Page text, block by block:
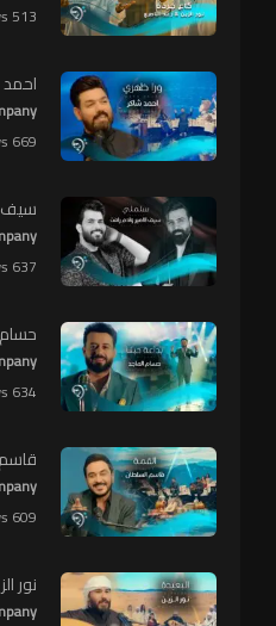
513 Views • سنتين ago
669 Views • سنتين ago
سيف
637 Views • سنتين ago
حسام
634 Views • سنتين ago
609 Views • سنتين ago
نور